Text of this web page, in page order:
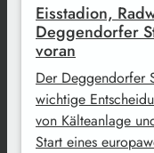
Eisstadion,
Deggendorfer
voran
Der Deggendorfer
wichtige
von Kälteanlage
Start eines